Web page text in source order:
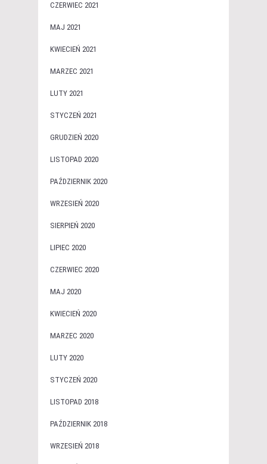
CZERWIEC 2021
MAJ 2021
KWIECIEŃ 2021
MARZEC 2021
LUTY 2021
STYCZEŃ 2021
GRUDZIEŃ 2020
LISTOPAD 2020
PAŹDZIERNIK 2020
WRZESIEŃ 2020
SIERPIEŃ 2020
LIPIEC 2020
CZERWIEC 2020
MAJ 2020
KWIECIEŃ 2020
MARZEC 2020
LUTY 2020
STYCZEŃ 2020
LISTOPAD 2018
PAŹDZIERNIK 2018
WRZESIEŃ 2018